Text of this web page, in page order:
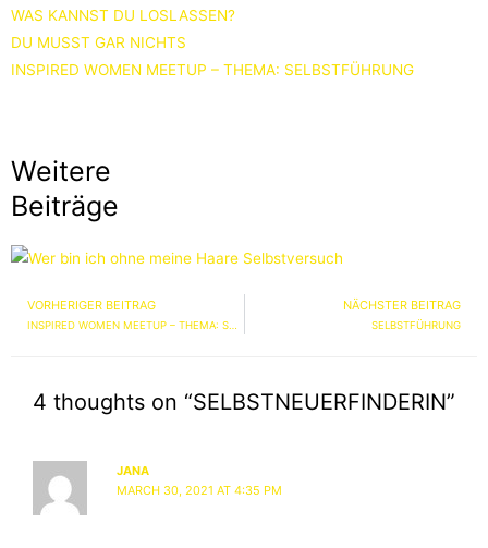
WAS KANNST DU LOSLASSEN?
DU MUSST GAR NICHTS
INSPIRED WOMEN MEETUP – THEMA: SELBSTFÜHRUNG
Weitere
Beiträge
Prev
VORHERIGER BEITRAG
INSPIRED WOMEN MEETUP – THEMA: SELBSTFÜHRUNG
NÄCHSTER BEITRAG
SELBSTFÜHRUNG
4 thoughts on “SELBSTNEUERFINDERIN”
JANA
MARCH 30, 2021 AT 4:35 PM